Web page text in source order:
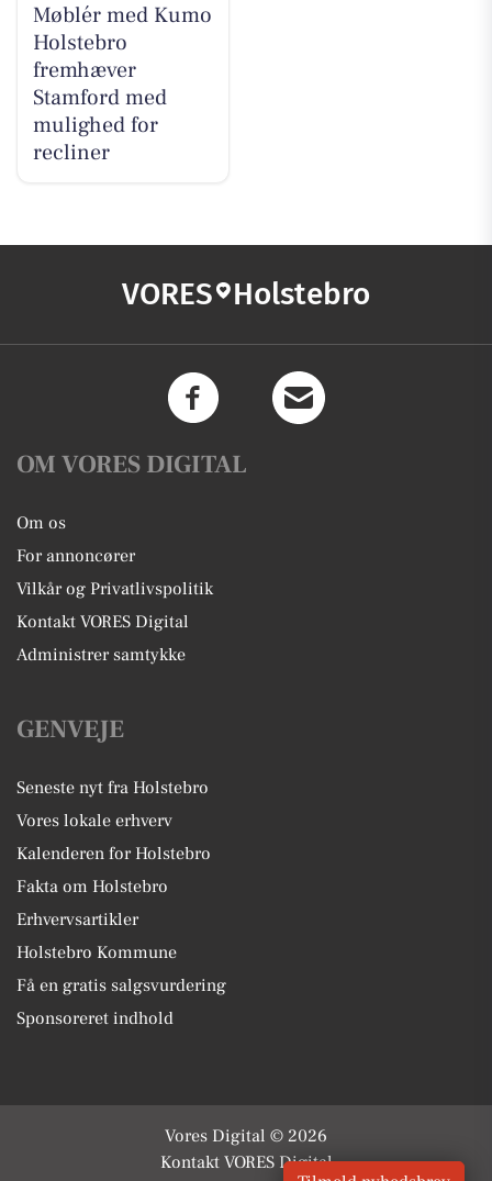
Møblér med Kumo
Holstebro
fremhæver
Stamford med
mulighed for
recliner
VORES Holstebro
OM VORES DIGITAL
Om os
For annoncører
Vilkår og Privatlivspolitik
Kontakt VORES Digital
Administrer samtykke
GENVEJE
Seneste nyt fra Holstebro
Vores lokale erhverv
Kalenderen for Holstebro
Fakta om Holstebro
Erhvervsartikler
Holstebro Kommune
Få en gratis salgsvurdering
Sponsoreret indhold
Vores Digital © 2026
Kontakt VORES Digital